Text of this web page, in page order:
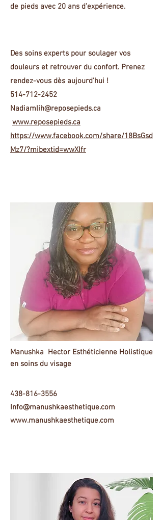
de pieds avec 20 ans d’expérience.
Des soins experts pour soulager vos
douleurs et retrouver du confort. Prenez
rendez-vous dès aujourd’hui !
514-712-2452
Nadiamlih@reposepieds.ca
www.reposepieds.ca
https://www.facebook.com/share/18BsGsd
Mz7/?mibextid=wwXIfr
Manushka Hector Esthéticienne Holistique
en soins du visage
438-816-3556
Info@manushkaesthetique.com
www.manushkaesthetique.com